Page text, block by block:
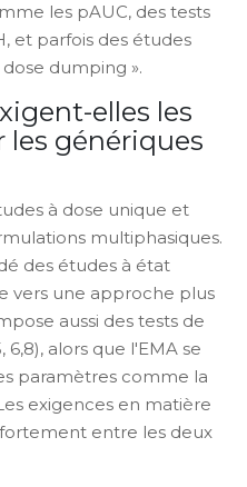
les pAUC, des tests
et parfois des études
dumping ».
elles les
les génériques
à dose unique et
multiphasiques.
des études à état
vers une approche plus
aussi des tests de
6,8), alors que l'EMA se
paramètres comme la
exigences en matière
entre les deux